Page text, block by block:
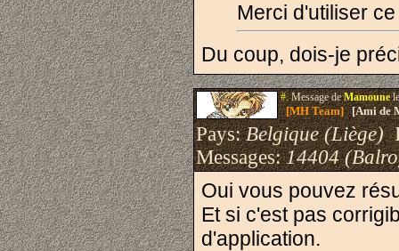
Merci d'utiliser
Du coup, dois-je
#.Message deMamoune
[MH Team][Ami de
Pays:Belgique (Liège)
Messages:14404
Oui vous pouvez
Et si c'est pas
d'application.